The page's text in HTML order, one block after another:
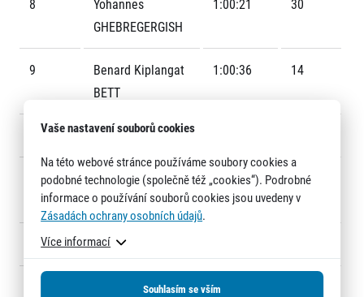
Informace o webu
Všeobecné smluvní podmínky
Informace o cookies
Podmínky GDPR
8
Yohannes
GHEBREGERGISH
1:00:21 30
9
Benard Kiplangat
BETT
1:00:36 14
Kenneth KETER
11
Goeffrey Kimutai
KOECH
1:02:23 43
12 Tebalu ZAWUDE
Elvis KIPKOECH 1:03:20
Vaše nastavení souborů cookies
Na této webové stránce používáme soubory cookies a
podobné technologie (společně též „cookies“). Podrobné
informace o používání souborů cookies jsou uvedeny v
Zásadách ochrany osobních údajů.
Více informací
Souhlasím se vším